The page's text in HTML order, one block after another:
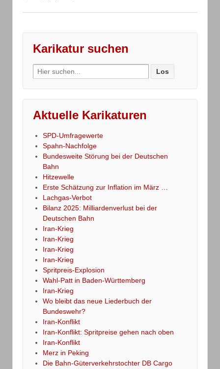
Karikatur suchen
Search
for:
Aktuelle Karikaturen
SPD-Umfragewerte
Spahn-Nachfolge
Bundesweite Störung bei der Deutschen
Bahn
Hitzewelle
Erste Schätzung zur Inflation im März …
Lachgas-Verbot
Bilanz 2025: Milliardenverlust bei der
Deutschen Bahn
Iran-Krieg
Iran-Krieg
Iran-Krieg
Iran-Krieg
Spritpreis-Explosion
Wahl-Patt in Baden-Württemberg
Iran-Krieg
Wo bleibt das neue Liederbuch der
Bundeswehr?
Iran-Konflikt
Iran-Konflikt: Spritpreise gehen nach oben
Iran-Konflikt
Merz in Peking
Die Bahn-Güterverkehrstochter DB Cargo